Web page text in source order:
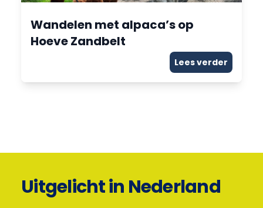
Wandelen met alpaca’s op
Hoeve Zandbelt
Lees verder
Uitgelicht in Nederland